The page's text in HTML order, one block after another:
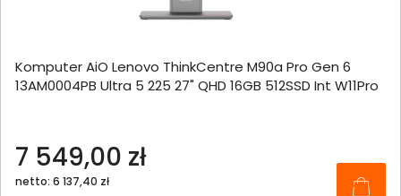
Komputer AiO Lenovo ThinkCentre M90a Pro Gen 6
13AM0004PB Ultra 5 225 27" QHD 16GB 512SSD Int W11Pro
7 549,00 zł
netto: 6 137,40 zł